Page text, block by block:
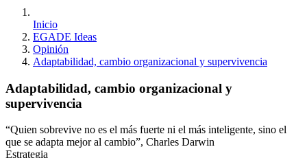
Inicio
EGADE Ideas
Opinión
Adaptabilidad, cambio organizacional y supervivencia
Adaptabilidad, cambio organizacional y
supervivencia
“Quien sobrevive no es el más fuerte ni el más inteligente, sino el
que se adapta mejor al cambio”, Charles Darwin
Estrategia